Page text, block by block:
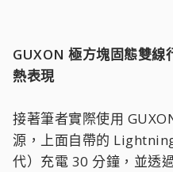
GUXON 極方塊固態雙線
熱表現
接著筆者實際使用
源，上面自帶的
代）充電 30 分鐘，並透